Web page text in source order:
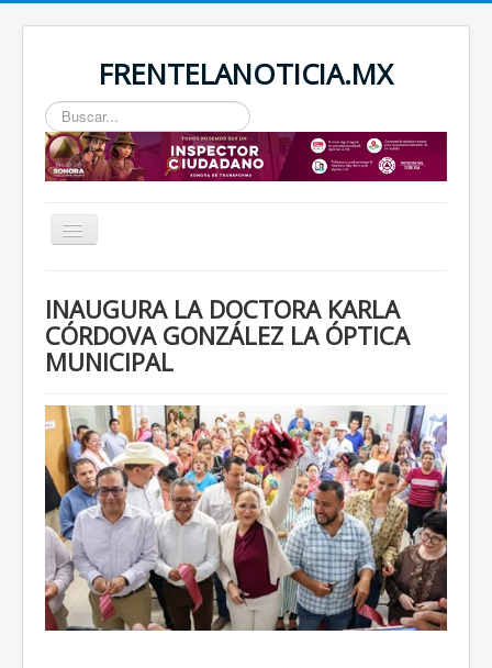
FRENTELANOTICIA.MX
Buscar...
Toggle
ESTATAL
SEGURIDAD
NACIONAL
INAUGURA LA DOCTORA KARLA
CÓRDOVA GONZÁLEZ LA ÓPTICA
MUNICIPAL